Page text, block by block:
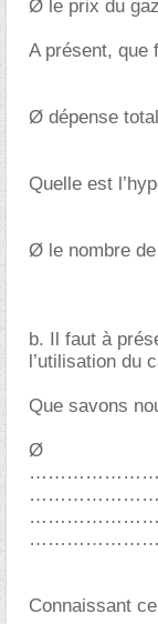
Ø le prix du
A présent, que
Ø dépense
Quelle est
Ø le nombre
b. Il faut à
l’utilisation du
Que savons
Ø
Connaissant